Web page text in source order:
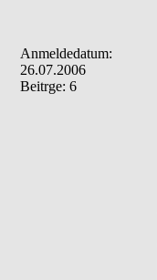
Anmeldedatum:
26.07.2006
Beitrge: 6